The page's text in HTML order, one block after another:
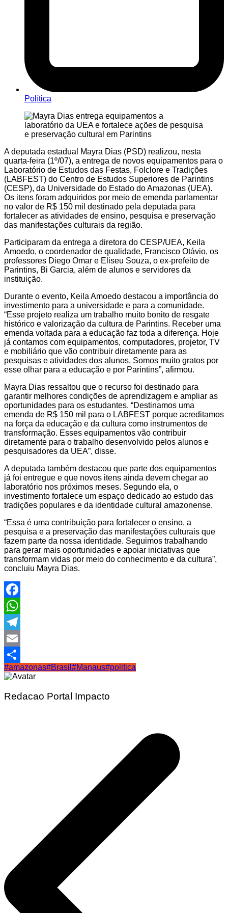
Política
A deputada estadual Mayra Dias (PSD) realizou, nesta
quarta-feira (1º/07), a entrega de novos equipamentos para o
Laboratório de Estudos das Festas, Folclore e Tradições
(LABFEST) do Centro de Estudos Superiores de Parintins
(CESP), da Universidade do Estado do Amazonas (UEA).
Os itens foram adquiridos por meio de emenda parlamentar
no valor de R$ 150 mil destinado pela deputada para
fortalecer as atividades de ensino, pesquisa e preservação
das manifestações culturais da região.
Participaram da entrega a diretora do CESP/UEA, Keila
Amoedo, o coordenador de qualidade, Francisco Otávio, os
professores Diego Omar e Eliseu Souza, o ex-prefeito de
Parintins, Bi Garcia, além de alunos e servidores da
instituição.
Durante o evento, Keila Amoedo destacou a importância do
investimento para a universidade e para a comunidade.
“Esse projeto realiza um trabalho muito bonito de resgate
histórico e valorização da cultura de Parintins. Receber uma
emenda voltada para a educação faz toda a diferença. Hoje
já contamos com equipamentos, computadores, projetor, TV
e mobiliário que vão contribuir diretamente para as
pesquisas e atividades dos alunos. Somos muito gratos por
esse olhar para a educação e por Parintins”, afirmou.
Mayra Dias ressaltou que o recurso foi destinado para
garantir melhores condições de aprendizagem e ampliar as
oportunidades para os estudantes. “Destinamos uma
emenda de R$ 150 mil para o LABFEST porque acreditamos
na força da educação e da cultura como instrumentos de
transformação. Esses equipamentos vão contribuir
diretamente para o trabalho desenvolvido pelos alunos e
pesquisadores da UEA”, disse.
A deputada também destacou que parte dos equipamentos
já foi entregue e que novos itens ainda devem chegar ao
laboratório nos próximos meses. Segundo ela, o
investimento fortalece um espaço dedicado ao estudo das
tradições populares e da identidade cultural amazonense.
“Essa é uma contribuição para fortalecer o ensino, a
pesquisa e a preservação das manifestações culturais que
fazem parte da nossa identidade. Seguimos trabalhando
para gerar mais oportunidades e apoiar iniciativas que
transformam vidas por meio do conhecimento e da cultura”,
concluiu Mayra Dias.
Facebook
WhatsApp
Telegram
Email
Share
#amazonas#Brasil #Manaus#politica
Redacao Portal Impacto